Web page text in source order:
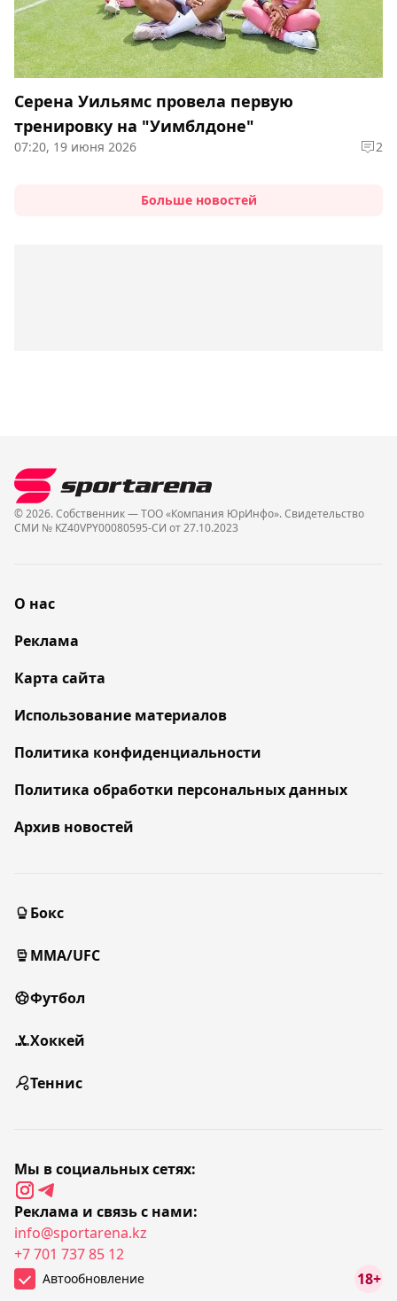
Серена Уильямс провела первую
тренировку на "Уимблдоне"
07:20, 19 июня 2026 2
Больше новостей
© 2026. Собственник — ТОО «Компания ЮрИнфо». Cвидетельство
СМИ № KZ40VPY00080595-СИ от 27.10.2023
О нас
Реклама
Карта сайта
Использование материалов
Политика конфиденциальности
Политика обработки персональных данных
Архив новостей
Бокс
MMA/UFC
Футбол
Хоккей
Теннис
Мы в социальных сетях:
Реклама и связь с нами:
info@sportarena.kz
+7 701 737 85 12
Автообновление 18+